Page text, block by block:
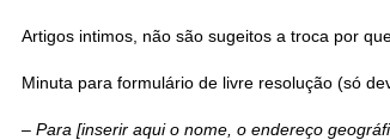
Artigos intimos, não são sugeitos a troca por
Minuta para formulário de livre resolução (só
– Para [inserir aqui o nome, o endereço